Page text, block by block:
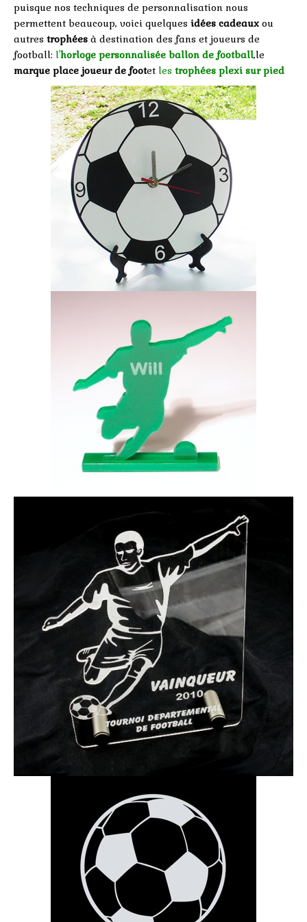
puisque nos techniques de personnalisation nous
permettent beaucoup, voici quelques idées cadeaux ou
autres trophées à destination des fans et joueurs de
football: l'horloge personnalisée ballon de football,le
marque place joueur de footet les trophées plexi sur pied